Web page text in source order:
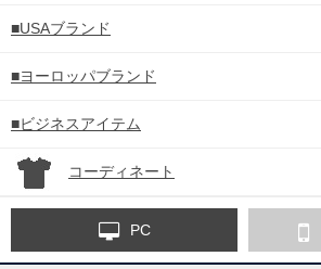
■USAブランド
■ヨーロッパブランド
■ビジネスアイテム
コーディネート
PC